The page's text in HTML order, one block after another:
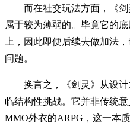
而在社交玩法方面，《
属于较为薄弱的。毕竟它的
上，因此即便后续去做加法
问题。
换言之，《剑灵》从设
临结构性挑战。它并非传统
MMO外衣的ARPG，这一本